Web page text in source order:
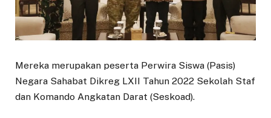
Mereka merupakan peserta Perwira Siswa (Pasis)
Negara Sahabat Dikreg LXII Tahun 2022 Sekolah Staf
dan Komando Angkatan Darat (Seskoad).